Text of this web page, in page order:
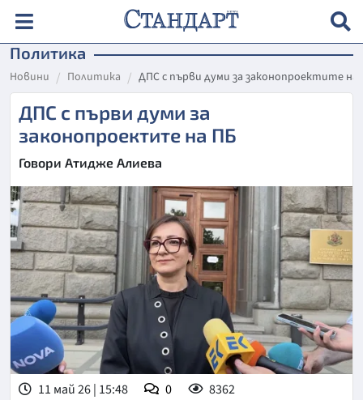
Политика
Новини Политика ДПС с първи думи за законопроектите на
ДПС с първи думи за
законопроектите на ПБ
Говори Атидже Алиева
11 май 26 | 15:48 0 8362